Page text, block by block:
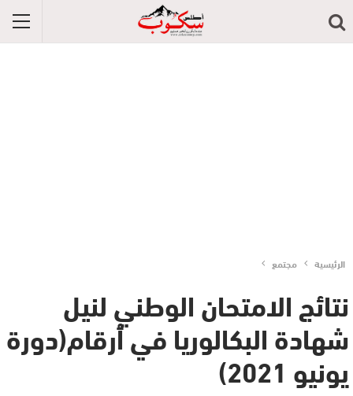
الرئيسية مجتمع
نتائج الامتحان الوطني لنيل
شهادة البكالوريا في أرقام(دورة
يونيو 2021)